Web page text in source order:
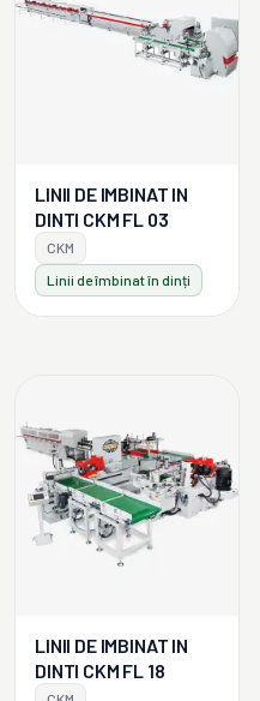
LINII DE IMBINAT IN
DINTI CKM FL 03
CKM
Linii de îmbinat în dinți
LINII DE IMBINAT IN
DINTI CKM FL 18